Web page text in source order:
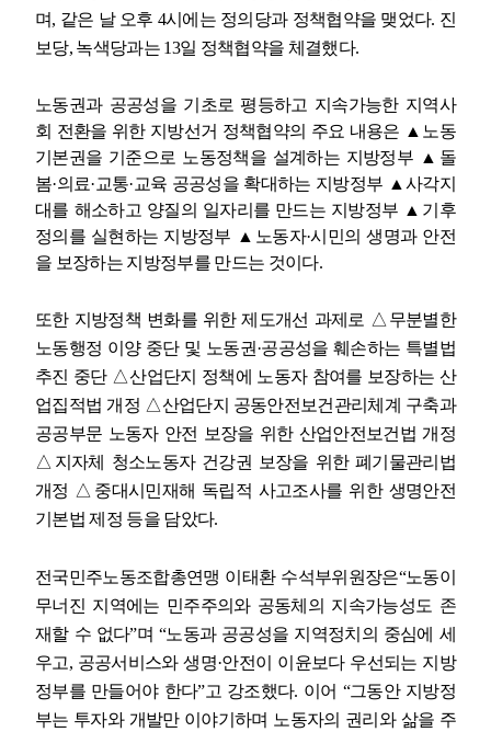
며, 같은 날 오후 4시에는 정의당과 정책협약을 맺었다. 진
보당, 녹색당과는 13일 정책협약을 체결했다.
노동권과 공공성을 기초로 평등하고 지속가능한 지역사
회 전환을 위한 지방선거 정책협약의 주요 내용은 ▲ 노동
기본권을 기준으로 노동정책을 설계하는 지방정부 ▲ 돌
봄·의료·교통·교육 공공성을 확대하는 지방정부 ▲ 사각지
대를 해소하고 양질의 일자리를 만드는 지방정부 ▲ 기후
정의를 실현하는 지방정부 ▲ 노동자·시민의 생명과 안전
을 보장하는 지방정부를 만드는 것이다.
또한 지방정책 변화를 위한 제도개선 과제로 △ 무분별한
노동행정 이양 중단 및 노동권·공공성을 훼손하는 특별법
추진 중단 △산업단지 정책에 노동자 참여를 보장하는 산
업집적법 개정 △산업단지 공동안전보건관리체계 구축과
공공부문 노동자 안전 보장을 위한 산업안전보건법 개정
△ 지자체 청소노동자 건강권 보장을 위한 폐기물관리법
개정 △ 중대시민재해 독립적 사고조사를 위한 생명안전
기본법 제정 등을 담았다.
전국민주노동조합총연맹 이태환 수석부위원장은“노동이
무너진 지역에는 민주주의와 공동체의 지속가능성도 존
재할 수 없다”며 “노동과 공공성을 지역정치의 중심에 세
우고, 공공서비스와 생명·안전이 이윤보다 우선되는 지방
정부를 만들어야 한다”고 강조했다. 이어 “그동안 지방정
부는 투자와 개발만 이야기하며 노동자의 권리와 삶을 주